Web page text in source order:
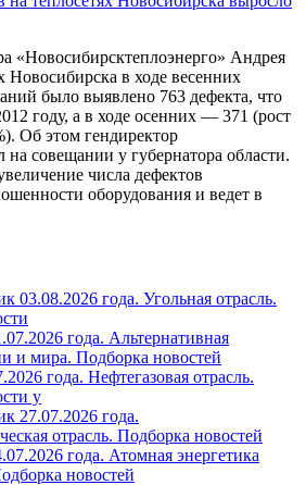
«Новосибирсктеплоэнерго» Андрея
Новосибирска в ходе весенних
было выявлено 763 дефекта, что
году, а в ходе осенних — 371 (рост
Об этом гендиректор
на совещании у губернатора области.
числа дефектов
оборудования и ведет в
03.08.2026 года. Угольная отрасль.
года. Альтернативная
и мира. Подборка новостей
года. Нефтегазовая отрасль.
у
27.07.2026 года.
отрасль. Подборка новостей
года. Атомная энергетика
новостей